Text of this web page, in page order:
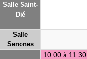
Salle Saint-
Dié
Salle
Senones
10:00 à 11:30